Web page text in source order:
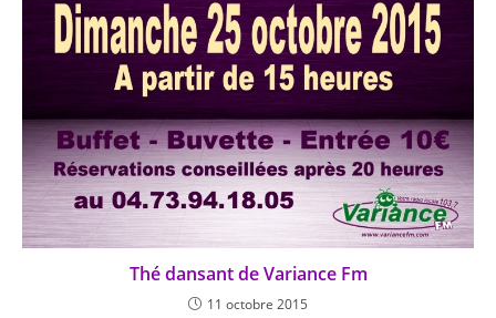
Thé dansant de Variance Fm
11 octobre 2015